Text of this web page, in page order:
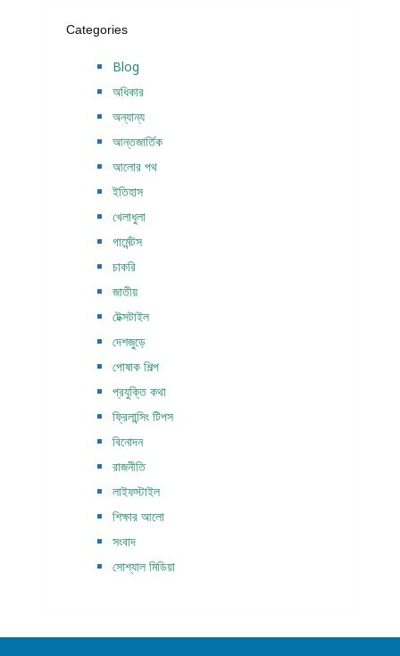
Categories
Blog
অধিকার
অন্যান্য
আন্তজার্তিক
আলোর পথ
ইতিহাস
খেলাধুলা
গার্মেন্টস
চাকরি
জাতীয়
টেক্সটাইল
দেশজুড়ে
পোষাক শিল্প
প্রযুক্তি কথা
ফ্রিলান্সিং টিপস
বিনোদন
রাজনীতি
লাইফস্টাইল
শিক্ষার আলো
সংবাদ
সোশ্যাল মিডিয়া